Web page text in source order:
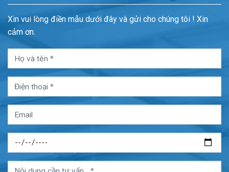
Xin vui lòng điền mẫu dưới đây và gửi cho chúng tôi ! Xin
cảm ơn.